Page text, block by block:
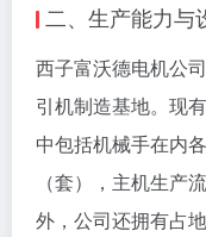
二、生产能力与
西子富沃德电机公
引机制造基地。现
中包括机械手在内
（套），主机生产
外，公司还拥有占